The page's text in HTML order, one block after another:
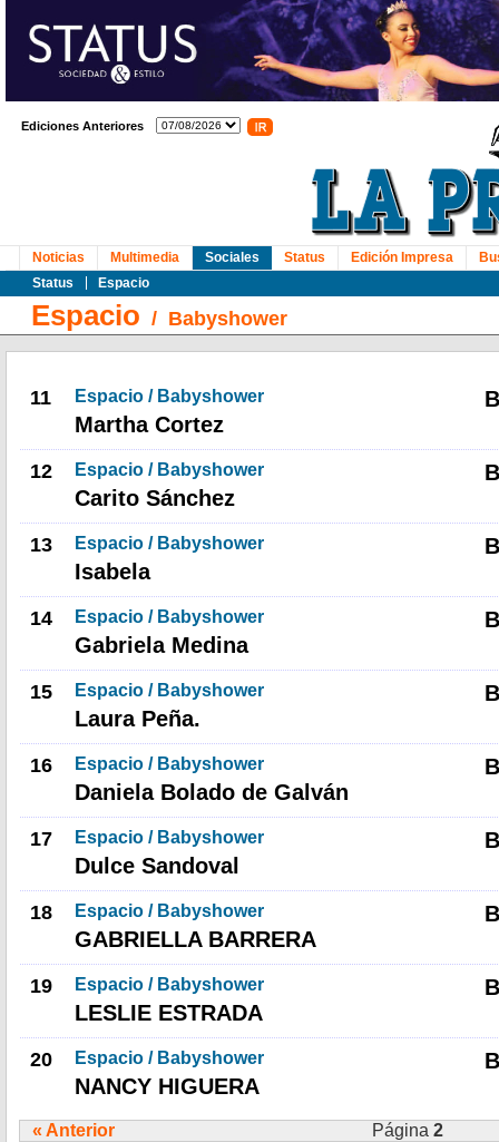
Ediciones Anteriores
Noticias Multimedia
Sociales
Status
Espacio
Status Edición Impresa
Espacio / Babyshower
11 Espacio / Babyshower
Martha Cortez
12 Espacio / Babyshower
Carito Sánchez
13 Espacio / Babyshower
Isabela
14 Espacio / Babyshower
Gabriela Medina
15 Espacio / Babyshower
Laura Peña.
16 Espacio / Babyshower
Daniela Bolado de Galván
17 Espacio / Babyshower
Dulce Sandoval
18 Espacio / Babyshower
GABRIELLA BARRERA
19 Espacio / Babyshower
LESLIE ESTRADA
20 Espacio / Babyshower
NANCY HIGUERA
« Anterior Página2